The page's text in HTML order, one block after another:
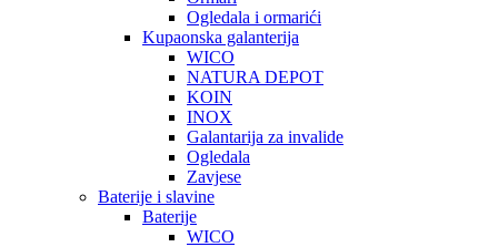
Ogledala i ormarići
Kupaonska galanterija
WICO
NATURA DEPOT
KOIN
INOX
Galantarija za invalide
Ogledala
Zavjese
Baterije i slavine
Baterije
WICO